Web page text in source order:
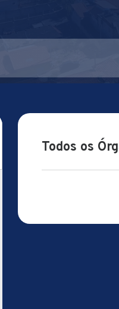
Todos os